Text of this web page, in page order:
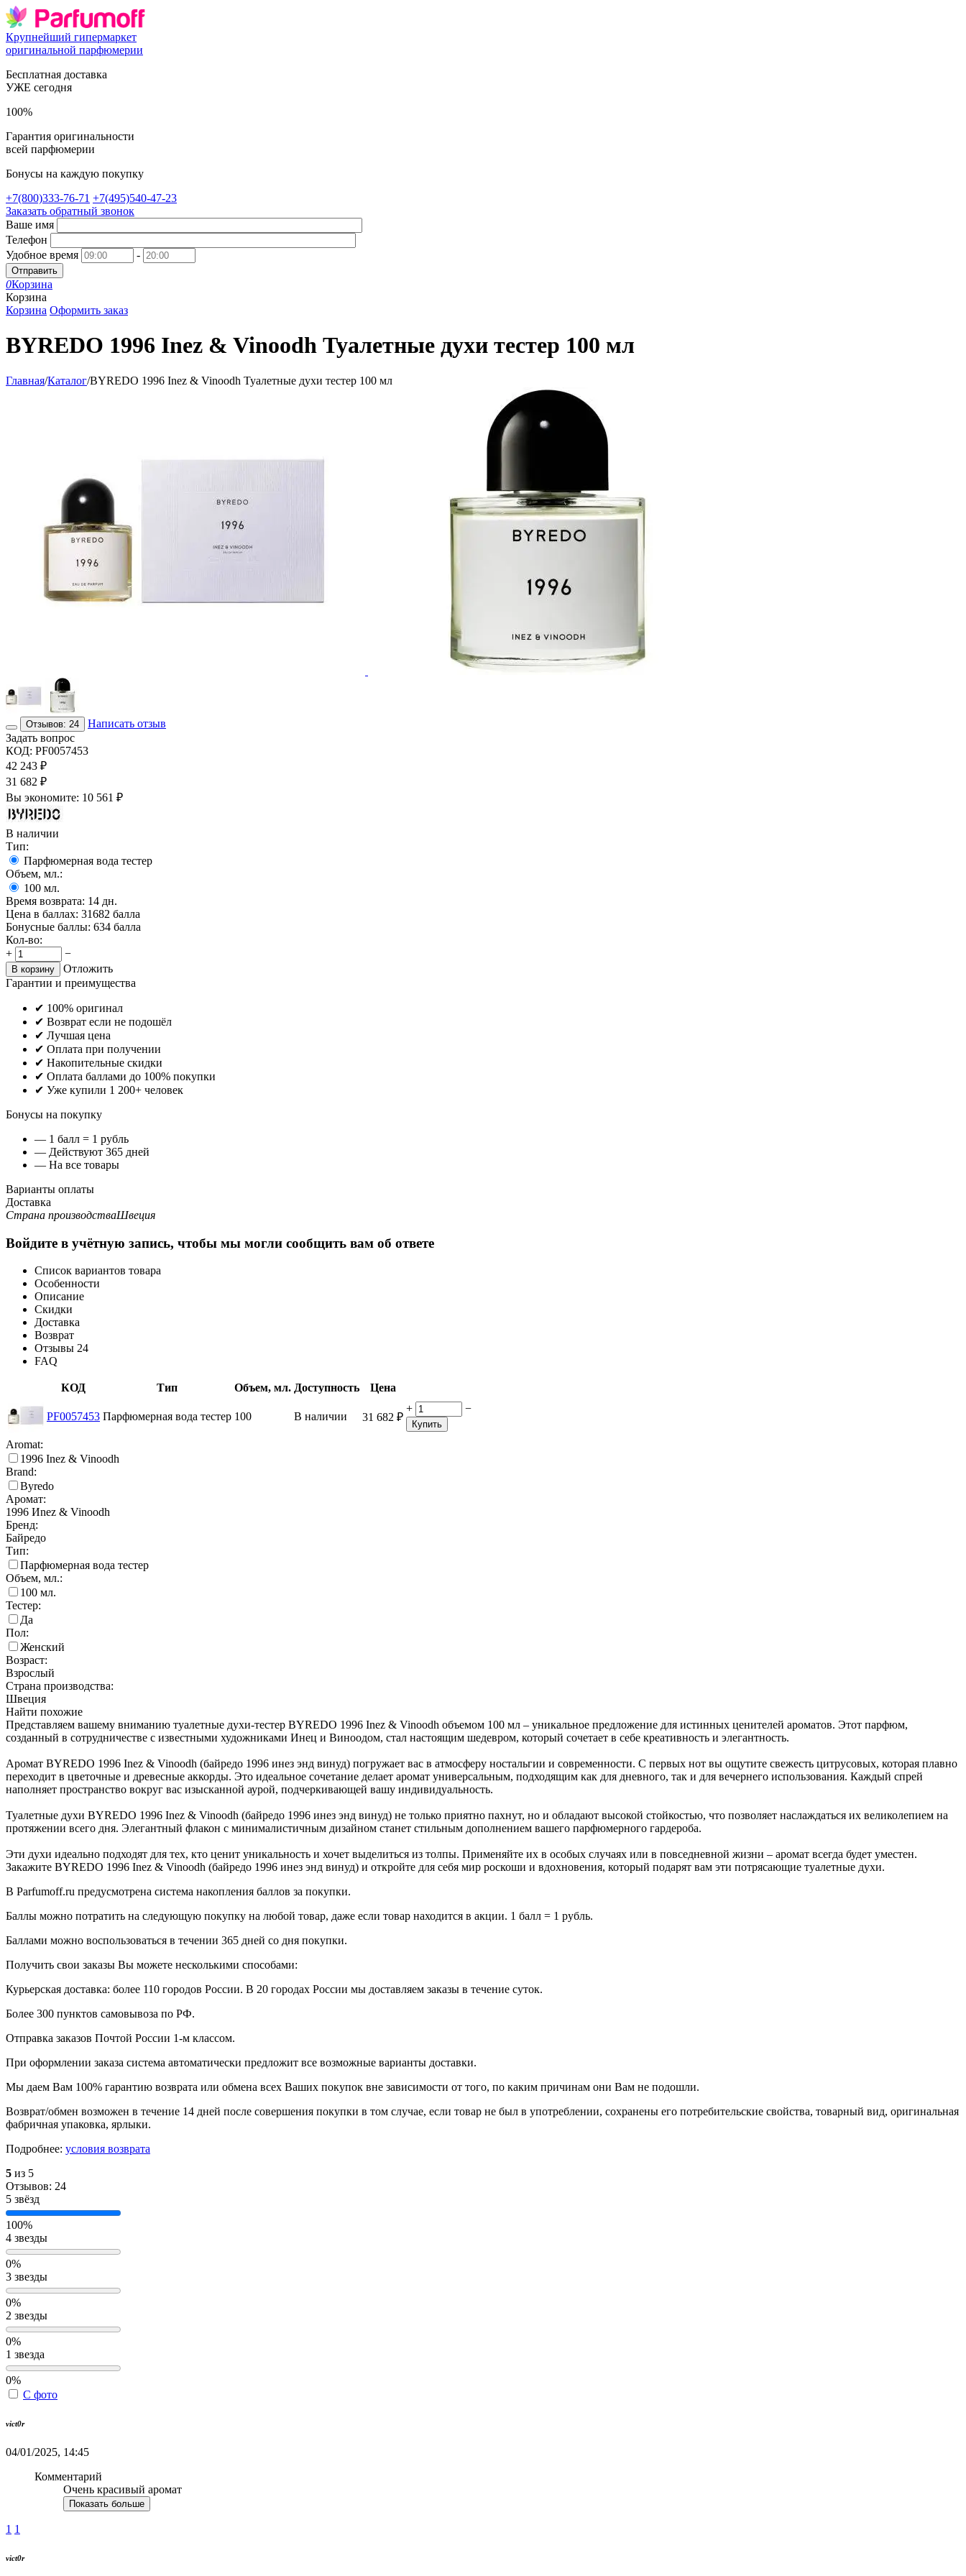
Крупнейший гипермаркет
оригинальной парфюмерии
Бесплатная доставка
УЖЕ сегодня
100%
Гарантия оригинальности
всей парфюмерии
Бонусы на каждую покупку
+7(800)333-76-71 +7(495)540-47-23
Заказать обратный звонок
Ваше имя
Телефон
Удобное время
-
Отправить
0Корзина
Корзина
Корзина Оформить заказ
BYREDO 1996 Inez & Vinoodh Туалетные духи тестер 100 мл
Главная/Каталог/BYREDO 1996 Inez & Vinoodh Туалетные духи тестер 100 мл
Отзывов: 24
Написать отзыв
Задать вопрос
КОД: PF0057453
42 243 ₽
31 682 ₽
Вы экономите: 10 561 ₽
В наличии
Тип:
Парфюмерная вода тестер
Объем, мл.:
100 мл.
Время возврата: 14 дн.
Цена в баллах: 31682 балла
Бонусные баллы: 634 балла
Кол-во:
+
−
В корзину
Отложить
Гарантии и преимущества
✔ 100% оригинал
✔ Возврат если не подошёл
✔ Лучшая цена
✔ Оплата при получении
✔ Накопительные скидки
✔ Оплата баллами до 100% покупки
✔ Уже купили 1 200+ человек
Бонусы на покупку
— 1 балл = 1 рубль
— Действуют 365 дней
— На все товары
Варианты оплаты
Доставка
Страна производстваШвеция
Войдите в учётную запись, чтобы мы могли сообщить вам об ответе
Список вариантов товара
Особенности
Описание
Скидки
Доставка
Возврат
Отзывы 24
FAQ
КОД Тип Объем, мл. Доступность Цена
PF0057453 Парфюмерная вода тестер 100 В наличии 31 682 ₽
+ −
Купить
Aromat:
1996 Inez & Vinoodh
Brand:
Byredo
Аромат:
1996 Иnez & Vinoodh
Бренд:
Байредо
Тип:
Парфюмерная вода тестер
Объем, мл.:
100 мл.
Тестер:
Да
Пол:
Женский
Возраст:
Взрослый
Страна производства:
Швеция
Найти похожие
Представляем вашему вниманию туалетные духи-тестер BYREDO 1996 Inez & Vinoodh объемом 100 мл – уникальное предложение для истинных ценителей ароматов. Этот парфюм,
созданный в сотрудничестве с известными художниками Инец и Виноодом, стал настоящим шедевром, который сочетает в себе креативность и элегантность.
Аромат BYREDO 1996 Inez & Vinoodh (байредо 1996 инез энд винуд) погружает вас в атмосферу ностальгии и современности. С первых нот вы ощутите свежесть цитрусовых, которая плавно
переходит в цветочные и древесные аккорды. Это идеальное сочетание делает аромат универсальным, подходящим как для дневного, так и для вечернего использования. Каждый спрей
наполняет пространство вокруг вас изысканной аурой, подчеркивающей вашу индивидуальность.
Туалетные духи BYREDO 1996 Inez & Vinoodh (байредо 1996 инез энд винуд) не только приятно пахнут, но и обладают высокой стойкостью, что позволяет наслаждаться их великолепием на
протяжении всего дня. Элегантный флакон с минималистичным дизайном станет стильным дополнением вашего парфюмерного гардероба.
Эти духи идеально подходят для тех, кто ценит уникальность и хочет выделиться из толпы. Применяйте их в особых случаях или в повседневной жизни – аромат всегда будет уместен.
Закажите BYREDO 1996 Inez & Vinoodh (байредо 1996 инез энд винуд) и откройте для себя мир роскоши и вдохновения, который подарят вам эти потрясающие туалетные духи.
В Parfumoff.ru предусмотрена система накопления баллов за покупки.
Баллы можно потратить на следующую покупку на любой товар, даже если товар находится в акции. 1 балл = 1 рубль.
Баллами можно воспользоваться в течении 365 дней со дня покупки.
Получить свои заказы Вы можете несколькими способами:
Курьерская доставка: более 110 городов России. В 20 городах России мы доставляем заказы в течение суток.
Более 300 пунктов самовывоза по РФ.
Отправка заказов Почтой России 1-м классом.
При оформлении заказа система автоматически предложит все возможные варианты доставки.
Мы даем Вам 100% гарантию возврата или обмена всех Ваших покупок вне зависимости от того, по каким причинам они Вам не подошли.
Возврат/обмен возможен в течение 14 дней после совершения покупки в том случае, если товар не был в употреблении, сохранены его потребительские свойства, товарный вид, оригинальная
фабричная упаковка, ярлыки.
Подробнее: условия возврата
5 из 5
Отзывов: 24
5 звёзд
100%
4 звезды
0%
3 звезды
0%
2 звезды
0%
1 звезда
0%
С фото
vict0r
04/01/2025, 14:45
Комментарий
Очень красивый аромат
Показать больше
1 1
vict0r